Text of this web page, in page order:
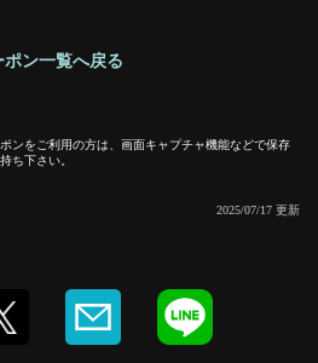
ポン一覧へ戻る
ンをご利用の方は、画面キャプチャ機能などで保存
ち下さい。
2025/07/17 更新
情報をシェアする
201670526